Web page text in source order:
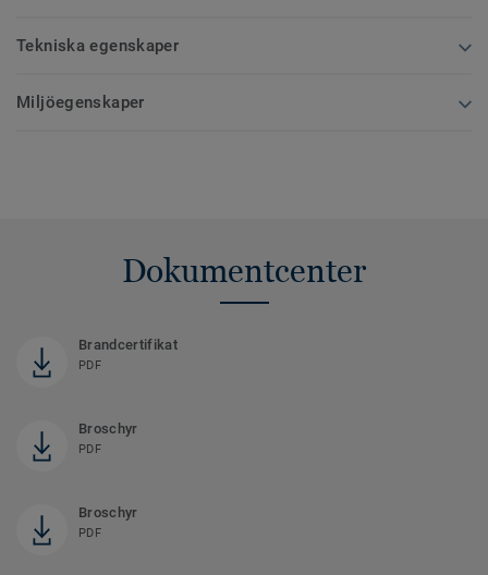
Tekniska egenskaper
Miljöegenskaper
Dokumentcenter
Brandcertifikat
PDF
Broschyr
PDF
Broschyr
PDF